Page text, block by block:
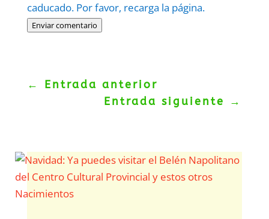
caducado. Por favor, recarga la página.
Enviar comentario
← Entrada anterior
Entrada siguiente
→